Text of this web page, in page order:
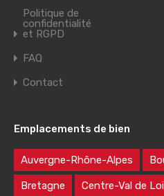
Politique de
confidentialité
et RGPD
FAQ
Contact
Emplacements de bien
Auvergne-Rhône-Alpes
Bretagne Centre-Val de